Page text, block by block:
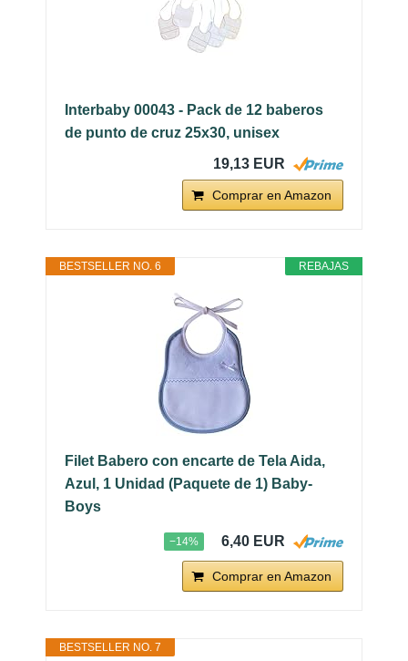
Interbaby 00043 - Pack de 12 baberos
de punto de cruz 25x30, unisex
19,13 EUR
Comprar en Amazon
REBAJAS
BESTSELLER NO. 6
Filet Babero con encarte de Tela Aida,
Azul, 1 Unidad (Paquete de 1) Baby-
Boys
−14% 6,40 EUR
Comprar en Amazon
BESTSELLER NO. 7